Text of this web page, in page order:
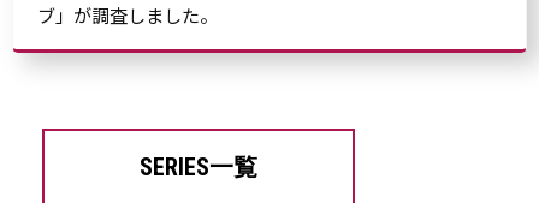
ブ」が調査しました。
SERIES一覧